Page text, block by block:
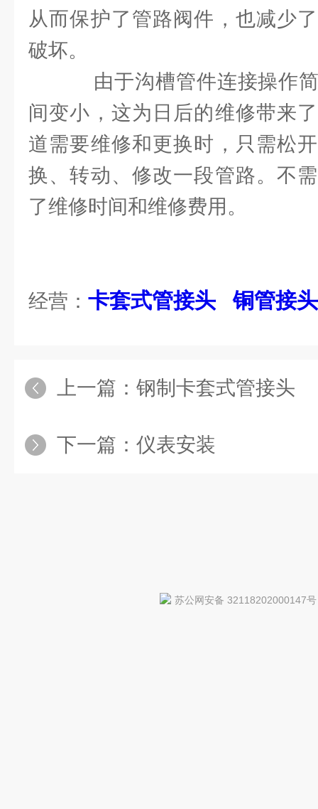
从而保护了管路阀件，也减少
破坏。
由于沟槽管件连接操作
间变小，这为日后的维修带来
道需要维修和更换时，只需松
换、转动、修改一段管路。不
了维修时间和维修费用。
经营： 卡套式管接头 铜管接头
上一篇： 钢制卡套式管接头
下一篇： 仪表安装
苏公网安备 32118202000147号